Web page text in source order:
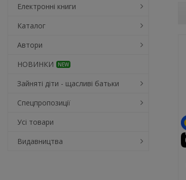
Електронні книги
Каталог
Автори
НОВИНКИ
NEW
Зайняті діти - щасливі батьки
Спецпропозиції
Усі товари
Видавництва